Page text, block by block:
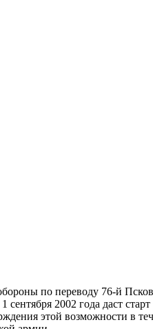
по переводу 76-й
2002 года даст старт
этой возможности в